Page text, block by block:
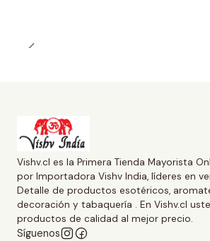
Vishv.cl es la Primera Tienda Mayorista
por Importadora Vishv India, líderes en
Detalle de productos esotéricos,
decoración y tabaquería . En Vishv.cl
productos de calidad al mejor precio.
Síguenos